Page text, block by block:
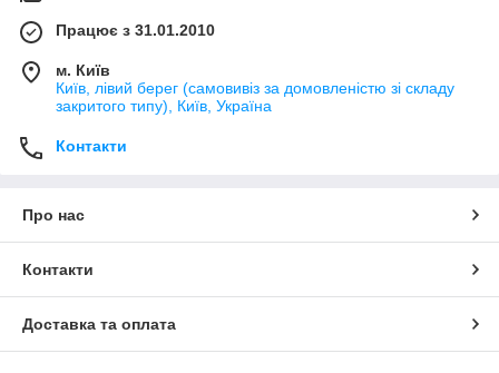
Працює з 31.01.2010
м. Київ
Київ, лівий берег (самовивіз за домовленістю зі складу
закритого типу), Київ, Україна
Контакти
Про нас
Контакти
Доставка та оплата